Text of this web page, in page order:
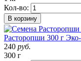
Кол-во:
В корзину
Расторопши 300 г
240 руб.
300 г